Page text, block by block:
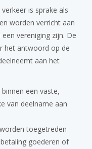
is sprake als
worden verricht aan
vereniging zijn. De
het antwoord op de
aan het
een vaste,
van deelname aan
toegetreden
goederen of